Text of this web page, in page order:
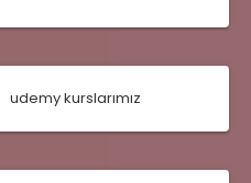
udemy kurslarımız